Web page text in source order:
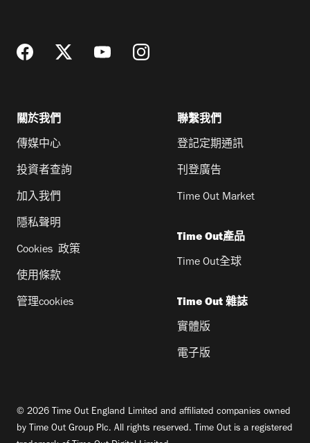
關於我們
傳媒中心
投資者查詢
加入我們
隱私聲明
Cookies 政策
使用條款
管理cookies
聯繫我們
登記定期通訊
刊登廣告
Time Out Market
Time Out產品
Time Out全球
Time Out 雜誌
實體版
電子版
© 2026 Time Out England Limited and affiliated companies owned
by Time Out Group Plc. All rights reserved. Time Out is a registered